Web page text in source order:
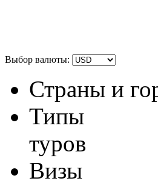
Выбор валюты:
Страны и
Типы
туров
Визы